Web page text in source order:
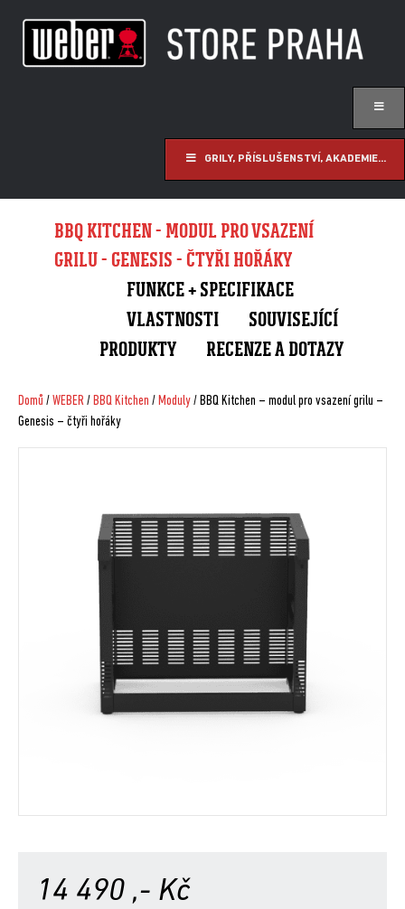
GRILY, PŘÍSLUŠENSTVÍ, AKADEMIE...
BBQ KITCHEN - MODUL PRO VSAZENÍ
GRILU - GENESIS - ČTYŘI HOŘÁKY
FUNKCE + SPECIFIKACE
VLASTNOSTI
SOUVISEJÍCÍ
PRODUKTY
RECENZE A DOTAZY
Domů /WEBER/ BBQ Kitchen / Moduly/ BBQ Kitchen – modul pro vsazení grilu –
Genesis – čtyři hořáky
14 490 ,- Kč